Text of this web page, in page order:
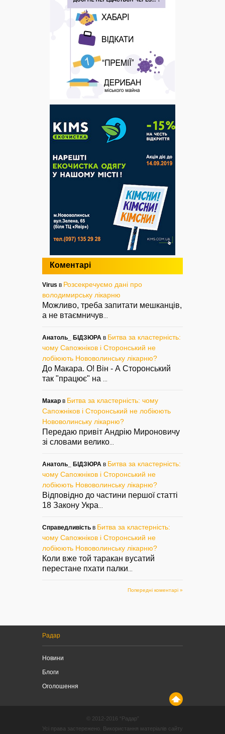
Коментарі
Virus в Розсекречуємо дані про
володимирську лікарню
Можливо, треба запитати мешканців,
а не втаємничув
Анатоль_ БІДЗЮРА в Битва за кластерність:
чому Сапожніков і Сторонський не
лобіюють Нововолинську лікарню?
До Макара. О! Він - А Сторонський
так "працює" на
Макар в Битва за кластерність: чому
Сапожніков і Сторонський не лобіюють
Нововолинську лікарню?
Передаю привіт Андрію Мироновичу
зі словами велико
Анатоль_ БІДЗЮРА в Битва за кластерність:
чому Сапожніков і Сторонський не
лобіюють Нововолинську лікарню?
Відповідно до частини першої статті
18 Закону Укра
Справедливість в Битва за кластерність:
чому Сапожніков і Сторонський не
лобіюють Нововолинську лікарню?
Коли вже той таракан вусатий
перестане пхати палки
Попередні коментарі »
Радар
Новини
Блоги
Оголошення
© 2012-2016 “Радар”
Усі права застережено. Використання матеріалів сайту